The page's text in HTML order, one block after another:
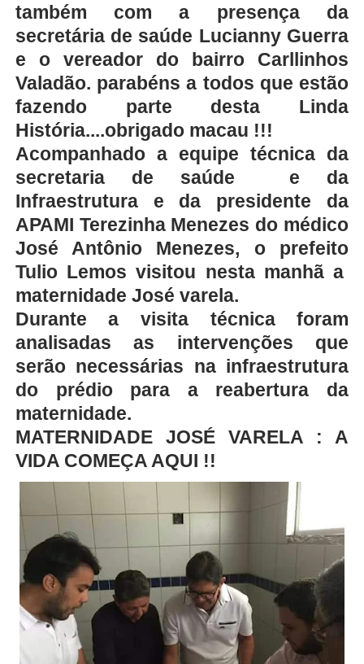
também com a presença da
secretária de saúde Lucianny Guerra
e o vereador do bairro Carllinhos
Valadão. parabéns a todos que estão
fazendo parte desta Linda
História....obrigado macau !!!
Acompanhado a equipe técnica da
secretaria de saúde e da
Infraestrutura e da presidente da
APAMI Terezinha Menezes do médico
José Antônio Menezes, o prefeito
Tulio Lemos visitou nesta manhã a
maternidade José varela.
Durante a visita técnica foram
analisadas as intervenções que
serão necessárias na infraestrutura
do prédio para a reabertura da
maternidade.
MATERNIDADE JOSÉ VARELA : A
VIDA COMEÇA AQUI !!